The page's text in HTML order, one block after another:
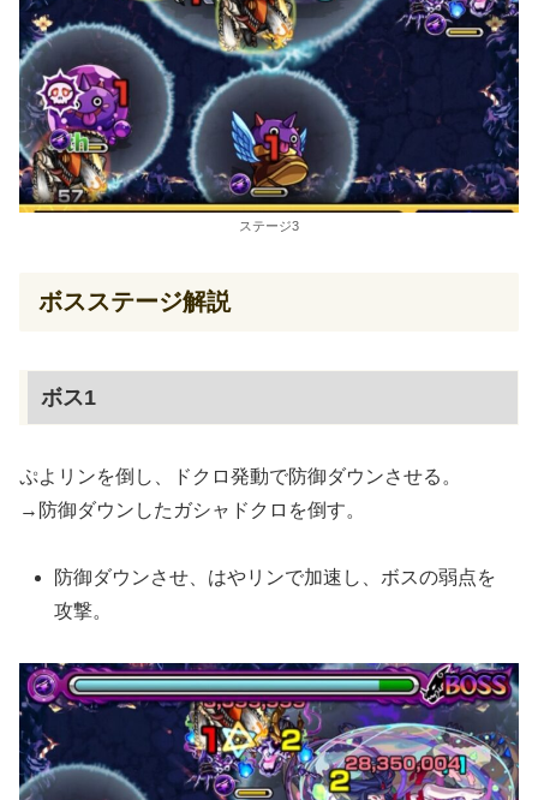
ステージ3
ボスステージ解説
ボス1
ぷよリンを倒し、ドクロ発動で防御ダウンさせる。
→防御ダウンしたガシャドクロを倒す。
防御ダウンさせ、はやリンで加速し、ボスの弱点を
攻撃。